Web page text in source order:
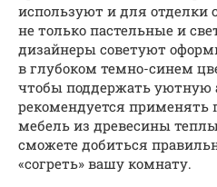
используют и для отделки
не только пастельные и
дизайнеры советуют
в глубоком темно-синем
чтобы поддержать уютную
рекомендуется применять
мебель из древесины
сможете добиться
«согреть» вашу комнату.